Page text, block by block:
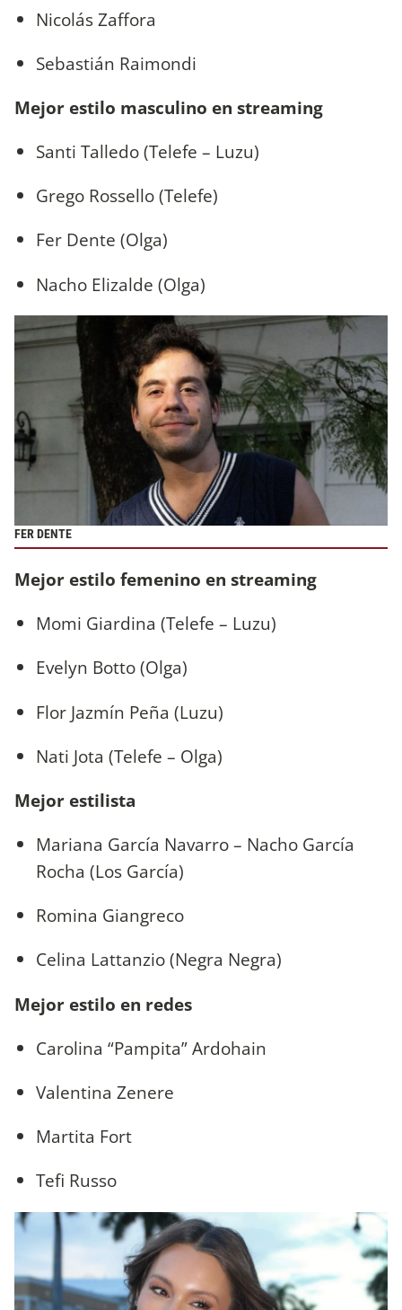
Nicolás Zaffora
Sebastián Raimondi
Mejor estilo masculino en streaming
Santi Talledo (Telefe – Luzu)
Grego Rossello (Telefe)
Fer Dente (Olga)
Nacho Elizalde (Olga)
FER DENTE
Mejor estilo femenino en streaming
Momi Giardina (Telefe – Luzu)
Evelyn Botto (Olga)
Flor Jazmín Peña (Luzu)
Nati Jota (Telefe – Olga)
Mejor estilista
Mariana García Navarro – Nacho García
Rocha (Los García)
Romina Giangreco
Celina Lattanzio (Negra Negra)
Mejor estilo en redes
Carolina “Pampita” Ardohain
Valentina Zenere
Martita Fort
Tefi Russo